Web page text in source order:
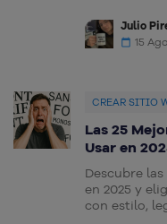
Julio
15
CREAR SITIO
Las 25
Usar en
Descubre
en 2025 y
con estilo,